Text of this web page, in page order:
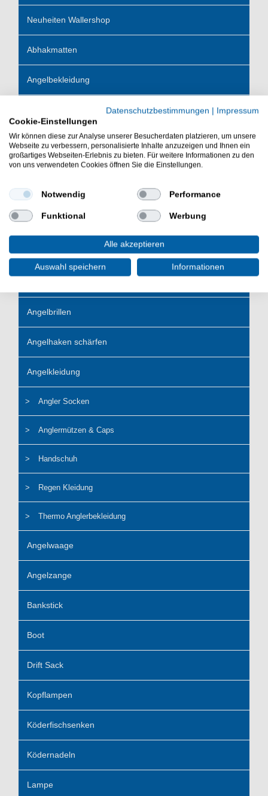
Neuheiten Wallershop
Abhakmatten
Angelbekleidung
Angeljacken
Angelschuhe
Caps & Mützen
T-Shirt
Angelbrillen
Angelhaken schärfen
Angelkleidung
Angler Socken
Anglermützen & Caps
Handschuh
Regen Kleidung
Thermo Anglerbekleidung
Angelwaage
Angelzange
Bankstick
Boot
Drift Sack
Kopflampen
Köderfischsenken
Ködernadeln
Lampe
Datenschutzbestimmungen | Impressum
Cookie-Einstellungen
Wir können diese zur Analyse unserer Besucherdaten platzieren, um unsere
Webseite zu verbessern, personalisierte Inhalte anzuzeigen und Ihnen ein
großartiges Webseiten-Erlebnis zu bieten. Für weitere Informationen zu den
von uns verwendeten Cookies öffnen Sie die Einstellungen.
Notwendig Performance
Funktional Werbung
Alle akzeptieren
Auswahl speichern Informationen